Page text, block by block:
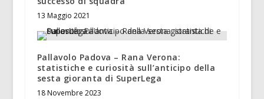
13 Maggio 2021
Pallavolo Padova – Rana Verona:
statistiche e curiosità sull’anticipo della
sesta gioranta di SuperLega
18 Novembre 2023